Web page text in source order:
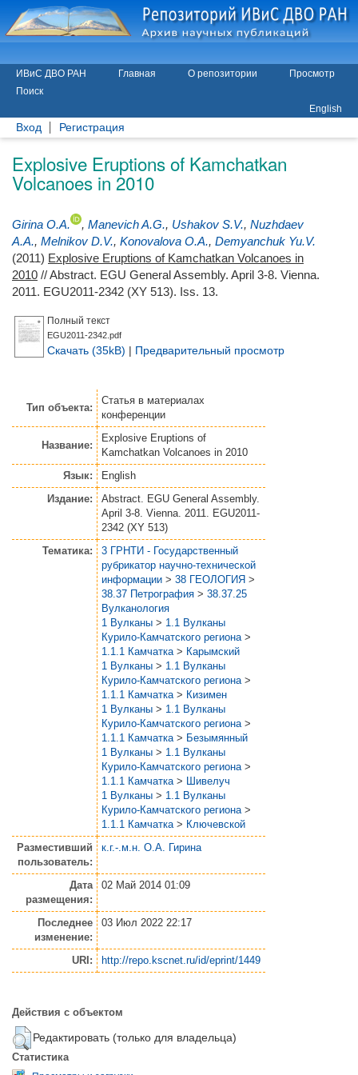
ИВиС ДВО РАН Главная О репозитории
Просмотр
Поиск
English
Вход Регистрация
Explosive Eruptions of Kamchatkan
Volcanoes in 2010
Girina O.A. , Manevich A.G., Ushakov S.V., Nuzhdaev
A.A., Melnikov D.V., Konovalova O.A., Demyanchuk Yu.V.
(2011) Explosive Eruptions of Kamchatkan Volcanoes in
2010 // Abstract. EGU General Assembly. April 3-8. Vienna.
2011. EGU2011-2342 (XY 513). Iss. 13.
Полный текст
EGU2011-2342.pdf
Скачать (35kB) | Предварительный просмотр
Тип объекта:
Статья в материалах
конференции
Название:
Explosive Eruptions of
Kamchatkan Volcanoes in 2010
Язык:
English
Издание:
Abstract. EGU General Assembly.
April 3-8. Vienna. 2011. EGU2011-
2342 (XY 513)
Тематика:
3 ГРНТИ - Государственный
рубрикатор научно-технической
информации > 38 ГЕОЛОГИЯ >
38.37 Петрография > 38.37.25
Вулканология
1 Вулканы > 1.1 Вулканы
Курило-Камчатского региона >
1.1.1 Камчатка > Карымский
1 Вулканы > 1.1 Вулканы
Курило-Камчатского региона >
1.1.1 Камчатка > Кизимен
1 Вулканы > 1.1 Вулканы
Курило-Камчатского региона >
1.1.1 Камчатка > Безымянный
1 Вулканы > 1.1 Вулканы
Курило-Камчатского региона >
1.1.1 Камчатка > Шивелуч
1 Вулканы > 1.1 Вулканы
Курило-Камчатского региона >
1.1.1 Камчатка > Ключевской
Разместивший
пользователь:
к.г.-.м.н. О.А. Гирина
Дата
размещения:
02 Май 2014 01:09
Последнее
изменение:
03 Июл 2022 22:17
URI: http://repo.kscnet.ru/id/eprint/1449
Действия с объектом
Редактировать (только для владельца)
Статистика